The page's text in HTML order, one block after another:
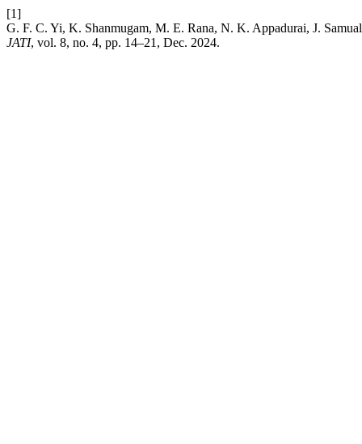
[1]
G. F. C. Yi, K. Shanmugam, M. E. Rana, N. K. Appadurai, J.
JATI, vol. 8, no. 4, pp. 14–21, Dec. 2024.